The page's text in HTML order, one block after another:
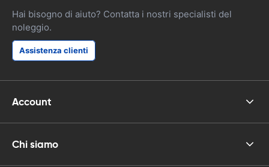
Hai bisogno di aiuto? Contatta i nostri specialisti del
noleggio.
Assistenza clienti
Account
Chi siamo